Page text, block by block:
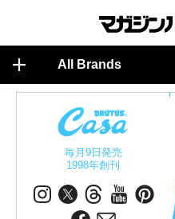
All Brands
毎月9日発売
1998年創刊